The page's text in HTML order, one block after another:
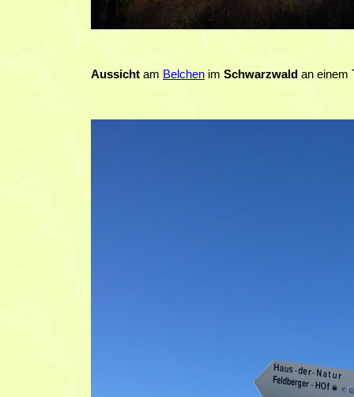
Aussicht am Belchen im Schwarzwald an einem